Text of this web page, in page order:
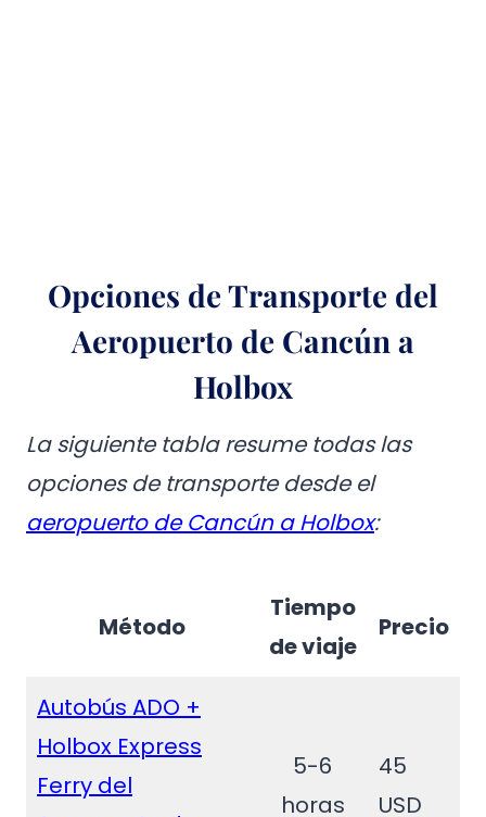
Opciones de Transporte del
Aeropuerto de Cancún a
Holbox
La siguiente tabla resume todas las
opciones de transporte desde el
aeropuerto de Cancún a Holbox:
Método
Tiempo
de viaje
Precio
Autobús ADO +
Holbox Express
Ferry del
5-6
horas
45
USD